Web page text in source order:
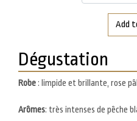
Add
Dégustation
Dégustation
Robe: limpide et brillante, rose
Arômes: très intenses de pêche